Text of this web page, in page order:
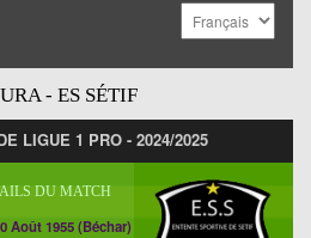
- ES SÉTIF
LIGUE 1 PRO - 2024/2025
DU MATCH
Août 1955 (Béchar)